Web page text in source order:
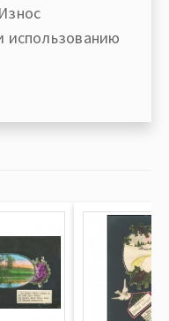
Износ
использованию